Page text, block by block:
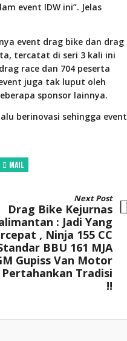
event IDW ini”. Jelas
event drag bike dan drag
tercatat di seri 3 kali ini
race dan 704 peserta
juga tak luput oleh
sponsor lainnya.
berinovasi sehingga event
MAIL
Next Post
Drag Bike Kejurnas
: Jadi Yang
, Ninja 155 CC
BBU 161 MJA
Gupiss Van Motor
Pertahankan Tradisi
!!